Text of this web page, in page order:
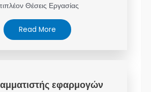
Θέσεις Εργασίας
Read More
εφαρμογών